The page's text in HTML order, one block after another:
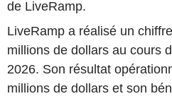
de LiveRamp.
LiveRamp a réalisé un
millions de dollars au cours
2026. Son résultat
millions de dollars et son